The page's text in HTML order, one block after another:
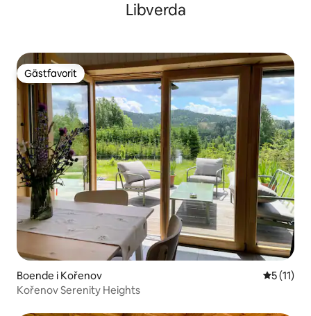
Libverda
Gästfavorit
Gästfavorit
Boende i Kořenov 5 av 5 i
5 (11)
Kořenov Serenity Heights